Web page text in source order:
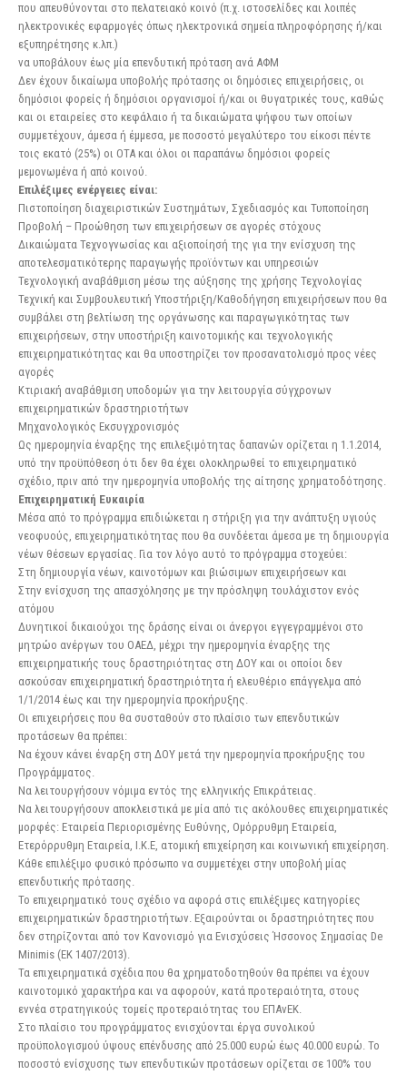
που απευθύνονται στο πελατειακό κοινό (π.χ. ιστοσελίδες και λοιπές
ηλεκτρονικές εφαρμογές όπως ηλεκτρονικά σημεία πληροφόρησης ή/και
εξυπηρέτησης κ.λπ.)
να υποβάλουν έως μία επενδυτική πρόταση ανά ΑΦΜ
Δεν έχουν δικαίωμα υποβολής πρότασης οι δημόσιες επιχειρήσεις, οι
δημόσιοι φορείς ή δημόσιοι οργανισμοί ή/και οι θυγατρικές τους, καθώς
και οι εταιρείες στο κεφάλαιο ή τα δικαιώματα ψήφου των οποίων
συμμετέχουν, άμεσα ή έμμεσα, με ποσοστό μεγαλύτερο του είκοσι πέντε
τοις εκατό (25%) οι ΟΤΑ και όλοι οι παραπάνω δημόσιοι φορείς
μεμονωμένα ή από κοινού.
Επιλέξιμες ενέργειες είναι:
Πιστοποίηση διαχειριστικών Συστημάτων, Σχεδιασμός και Τυποποίηση
Προβολή – Προώθηση των επιχειρήσεων σε αγορές στόχους
Δικαιώματα Τεχνογνωσίας και αξιοποίησή της για την ενίσχυση της
αποτελεσματικότερης παραγωγής προϊόντων και υπηρεσιών
Τεχνολογική αναβάθμιση μέσω της αύξησης της χρήσης Τεχνολογίας
Τεχνική και Συμβουλευτική Υποστήριξη/Καθοδήγηση επιχειρήσεων που θα
συμβάλει στη βελτίωση της οργάνωσης και παραγωγικότητας των
επιχειρήσεων, στην υποστήριξη καινοτομικής και τεχνολογικής
επιχειρηματικότητας και θα υποστηρίζει τον προσανατολισμό προς νέες
αγορές
Κτιριακή αναβάθμιση υποδομών για την λειτουργία σύγχρονων
επιχειρηματικών δραστηριοτήτων
Μηχανολογικός Εκσυγχρονισμός
Ως ημερομηνία έναρξης της επιλεξιμότητας δαπανών ορίζεται η 1.1.2014,
υπό την προϋπόθεση ότι δεν θα έχει ολοκληρωθεί το επιχειρηματικό
σχέδιο, πριν από την ημερομηνία υποβολής της αίτησης χρηματοδότησης.
Επιχειρηματική Ευκαιρία
Μέσα από το πρόγραμμα επιδιώκεται η στήριξη για την ανάπτυξη υγιούς
νεοφυούς, επιχειρηματικότητας που θα συνδέεται άμεσα με τη δημιουργία
νέων θέσεων εργασίας. Για τον λόγο αυτό το πρόγραμμα στοχεύει:
Στη δημιουργία νέων, καινοτόμων και βιώσιμων επιχειρήσεων και
Στην ενίσχυση της απασχόλησης με την πρόσληψη τουλάχιστον ενός
ατόμου
Δυνητικοί δικαιούχοι της δράσης είναι οι άνεργοι εγγεγραμμένοι στο
μητρώο ανέργων του ΟΑΕΔ, μέχρι την ημερομηνία έναρξης της
επιχειρηματικής τους δραστηριότητας στη ΔΟΥ και οι οποίοι δεν
ασκούσαν επιχειρηματική δραστηριότητα ή ελευθέριο επάγγελμα από
1/1/2014 έως και την ημερομηνία προκήρυξης.
Οι επιχειρήσεις που θα συσταθούν στο πλαίσιο των επενδυτικών
προτάσεων θα πρέπει:
Να έχουν κάνει έναρξη στη ΔΟΥ μετά την ημερομηνία προκήρυξης του
Προγράμματος.
Να λειτουργήσουν νόμιμα εντός της ελληνικής Επικράτειας.
Να λειτουργήσουν αποκλειστικά με μία από τις ακόλουθες επιχειρηματικές
μορφές: Εταιρεία Περιορισμένης Ευθύνης, Ομόρρυθμη Εταιρεία,
Ετερόρρυθμη Εταιρεία, Ι.Κ.Ε, ατομική επιχείρηση και κοινωνική επιχείρηση.
Κάθε επιλέξιμο φυσικό πρόσωπο να συμμετέχει στην υποβολή μίας
επενδυτικής πρότασης.
Το επιχειρηματικό τους σχέδιο να αφορά στις επιλέξιμες κατηγορίες
επιχειρηματικών δραστηριοτήτων. Εξαιρούνται οι δραστηριότητες που
δεν στηρίζονται από τον Κανονισμό για Ενισχύσεις Ήσσονος Σημασίας De
Minimis (EK 1407/2013).
Τα επιχειρηματικά σχέδια που θα χρηματοδοτηθούν θα πρέπει να έχουν
καινοτομικό χαρακτήρα και να αφορούν, κατά προτεραιότητα, στους
εννέα στρατηγικούς τομείς προτεραιότητας του ΕΠΑνΕΚ.
Στο πλαίσιο του προγράμματος ενισχύονται έργα συνολικού
προϋπολογισμού ύψους επένδυσης από 25.000 ευρώ έως 40.000 ευρώ. Το
ποσοστό ενίσχυσης των επενδυτικών προτάσεων ορίζεται σε 100% του